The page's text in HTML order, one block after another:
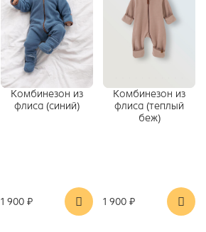
Комбинезон из
флиса (синий)
1 900 ₽
Комбинезон из
флиса (теплый
беж)
1 900 ₽